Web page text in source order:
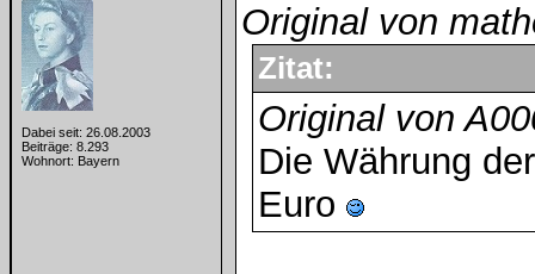
Dabei seit: 26.08.2003
Beiträge: 8.293
Wohnort: Bayern
Original von
Zitat:
Original von
Die Währung
Euro